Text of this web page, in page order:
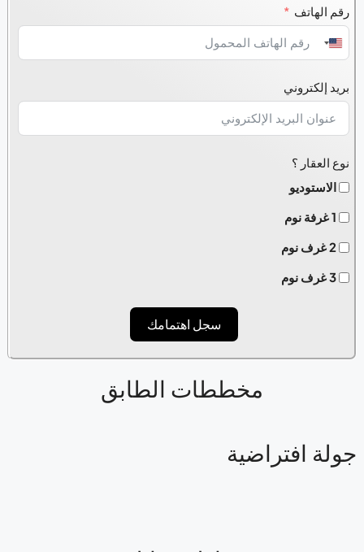
رقم الهاتف
United
+1
بريد إلكتروني
نوع العقار ؟
الاستوديو
1 غرفة نوم
2 غرف نوم
3 غرف نوم
سجل اهتمامك
مخططات الطابق
افتراضية